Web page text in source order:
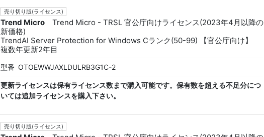
売り切り版(ライセンス)
Trend Micro
Trend Micro - TRSL 官公庁向けライセンス(2023年4月以降の
新価格)
TrendAI Server Protection for Windows Cランク(50-99) 【官公庁向け】
複数年更新2年目
型番 OTOEWWJAXLDULRB3G1C-2
更新ライセンスは保有ライセンス数まで購入可能です。保有数を超える不足分につ
いては追加ライセンスを購入下さい。
売り切り版(ライセンス)